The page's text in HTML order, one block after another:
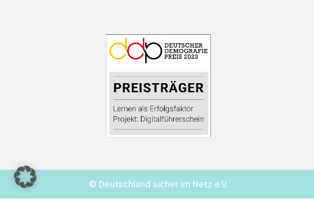
© Deutschland sicher im Netz e.V.